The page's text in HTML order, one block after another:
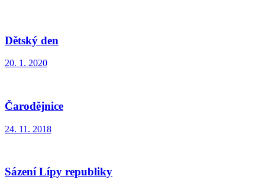
Dětský den
20. 1. 2020
Čarodějnice
24. 11. 2018
Sázení Lípy republiky